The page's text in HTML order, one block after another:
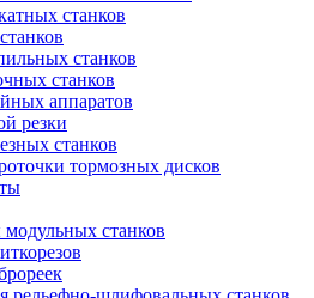
станков
станков
станков
аппаратов
резки
станков
тормозных дисков
станков